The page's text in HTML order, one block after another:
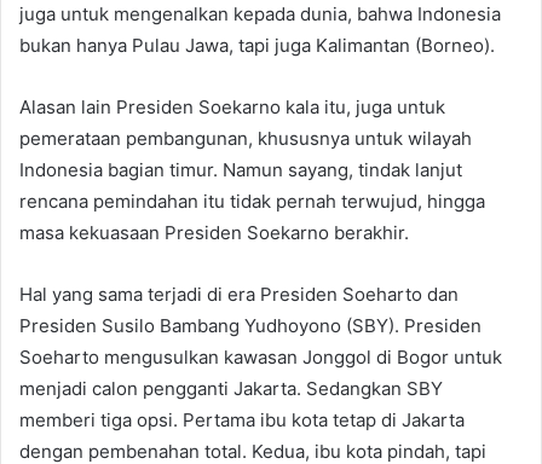
juga untuk mengenalkan kepada dunia, bahwa Indonesia
bukan hanya Pulau Jawa, tapi juga Kalimantan (Borneo).
Alasan lain Presiden Soekarno kala itu, juga untuk
pemerataan pembangunan, khususnya untuk wilayah
Indonesia bagian timur. Namun sayang, tindak lanjut
rencana pemindahan itu tidak pernah terwujud, hingga
masa kekuasaan Presiden Soekarno berakhir.
Hal yang sama terjadi di era Presiden Soeharto dan
Presiden Susilo Bambang Yudhoyono (SBY). Presiden
Soeharto mengusulkan kawasan Jonggol di Bogor untuk
menjadi calon pengganti Jakarta. Sedangkan SBY
memberi tiga opsi. Pertama ibu kota tetap di Jakarta
dengan pembenahan total. Kedua, ibu kota pindah, tapi